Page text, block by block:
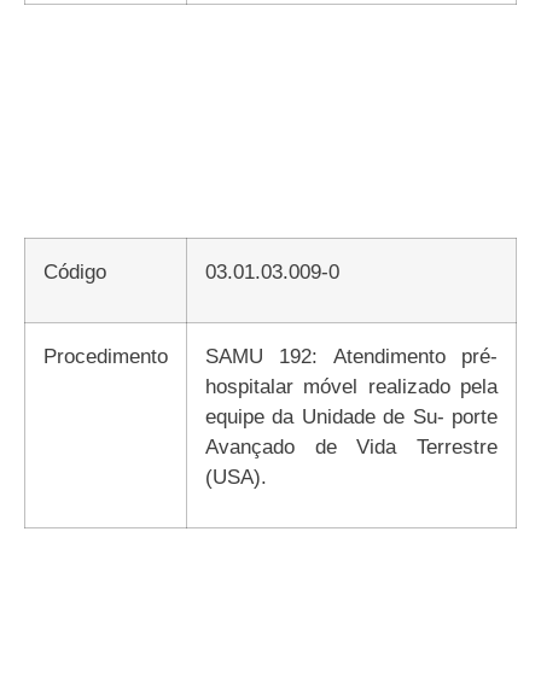
Código 03.01.03.009-0
Procedimento
SAMU 192: Atendimento pré-
hospitalar móvel realizado pela
equipe da Unidade de Su- porte
Avançado de Vida Terrestre
(USA).